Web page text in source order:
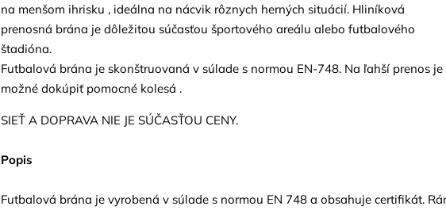
na menšom ihrisku , ideálna na nácvik rôznych herných situácií. Hliníková
prenosná brána je dôležitou súčasťou športového areálu alebo futbalového
štadióna.
Futbalová brána je skonštruovaná v súlade s normou EN-748. Na ľahší prenos je
možné dokúpiť pomocné kolesá .
SIEŤ A DOPRAVA NIE JE SÚČASŤOU CENY.
Popis
Futbalová brána je vyrobená v súlade s normou EN 748 a obsahuje certifikát.